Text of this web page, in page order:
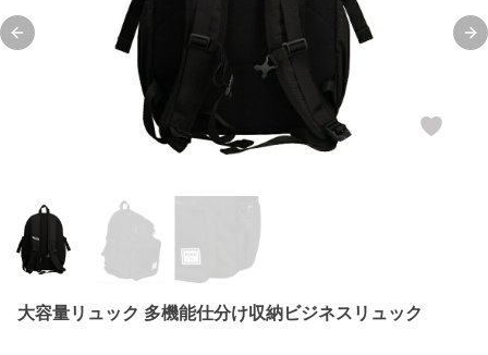
Previous slide
大容量リュック 多機能仕分け収納ビジネスリュック